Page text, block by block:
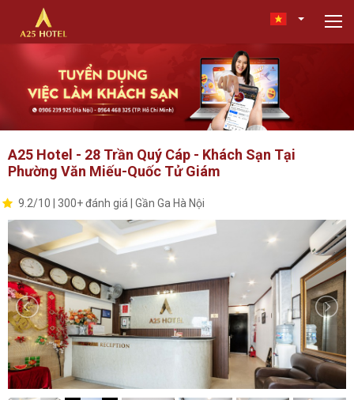
A25 Hotel - 28 Trần Quý Cáp - Khách Sạn Tại
Phường Văn Miếu-Quốc Tử Giám
9.2/10 | 300+ đánh giá | Gần Ga Hà Nội